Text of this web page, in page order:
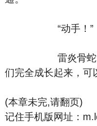
“动手！”
雷炎骨蛇同样
们完全成长起来，可
(本章未完,请翻页)
记住手机版网址：